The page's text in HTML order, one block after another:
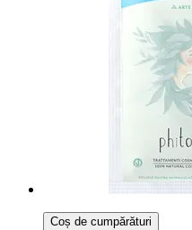
Coș de cumpărături